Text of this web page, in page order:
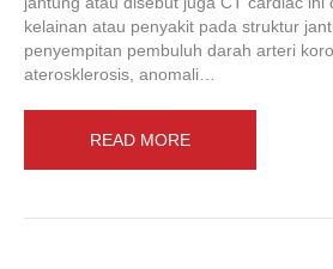
kelainan atau penyakit pada struktur
penyempitan pembuluh darah arteri
aterosklerosis, anomali…
READ MORE